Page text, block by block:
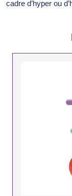
cadre d’hyper ou